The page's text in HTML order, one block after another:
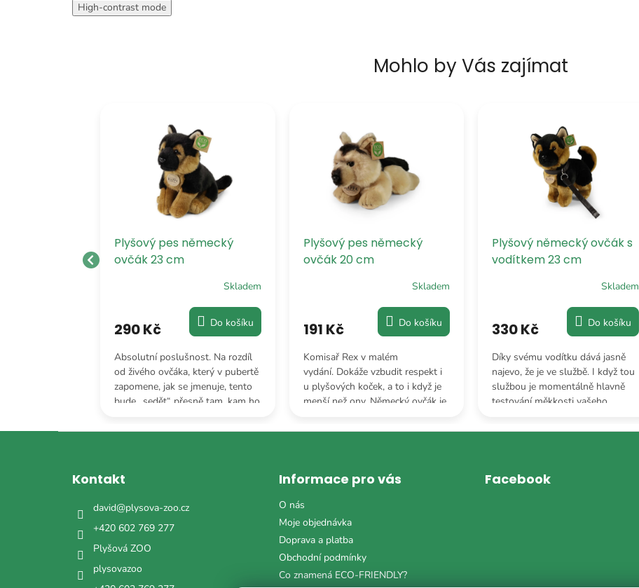
High-contrast mode
Mohlo by Vás zajímat
Plyšový pes německý
ovčák 23 cm
Skladem
290 Kč Do košíku
Absolutní poslušnost. Na rozdíl
od živého ovčáka, který v pubertě
zapomene, jak se jmenuje, tento
bude „sedět“ přesně tam, kam ho
století.
Plyšový pes německý
ovčák 20 cm
Skladem
191 Kč Do košíku
Komisař Rex v malém
vydání. Dokáže vzbudit respekt i
u plyšových koček, a to i když je
menší než ony. Německý ovčák je
Plyšový německý ovčák s
vodítkem 23 cm
Skladem
330 Kč Do košíku
Díky svému vodítku dává jasně
najevo, že je ve službě. I když tou
službou je momentálně hlavně
testování měkkosti vašeho
neuvěřitelně důležitě.
Z
Kontakt
david@plysova-zoo.cz
+420 602 769 277
Plyšová ZOO
plysovazoo
Informace pro vás
O nás
Moje objednávka
Doprava a platba
Obchodní podmínky
Co znamená ECO-FRIENDLY?
Facebook